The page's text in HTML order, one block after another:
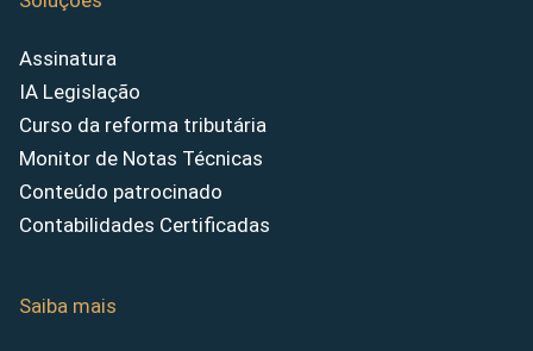
Assinatura
IA Legislação
Curso da reforma tributária
Monitor de Notas Técnicas
Conteúdo patrocinado
Contabilidades Certificadas
Saiba mais